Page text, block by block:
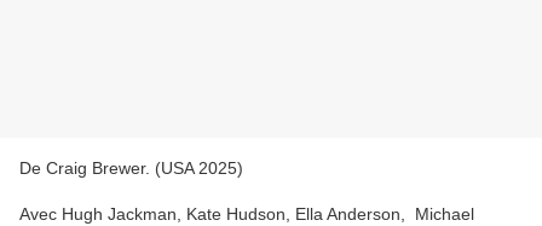
De Craig Brewer. (USA 2025)
Avec Hugh Jackman, Kate Hudson, Ella Anderson, Michael